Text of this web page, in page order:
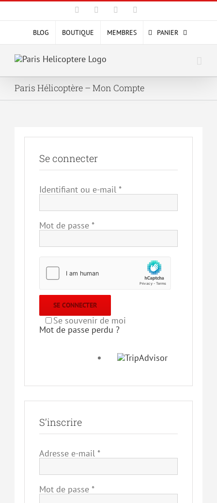
Passer
contenu
Facebook YouTube
BLOG BOUTIQUE MEMBRES PANIER
Paris Hélicoptère – Mon Compte
Se connecter
Identifiant ou e-mail *
Mot de passe *
Se souvenir de moi
SE CONNECTER
Mot de passe perdu ?
S’inscrire
Adresse e-mail *
Mot de passe *